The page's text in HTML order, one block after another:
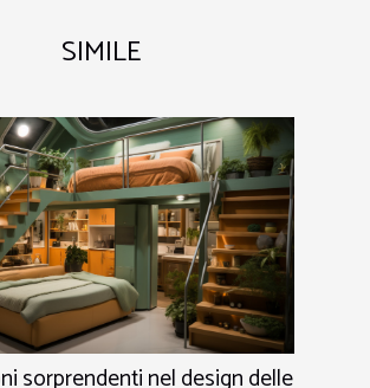
SIMILE
sorprendenti nel design delle